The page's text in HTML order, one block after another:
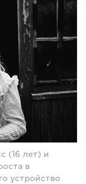
(16 лет) и
в
устройство